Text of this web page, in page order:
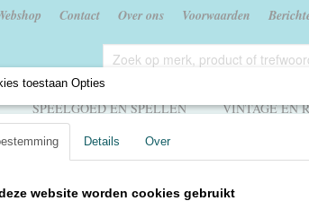
Contact Over ons Voorwaarden
SPEELGOED EN SPELLEN VINTAGE EN
Duck Donald Duck Big Fun XXL mega pocket - 7. -
toestaan Opties
Details Over
website worden cookies gebruikt